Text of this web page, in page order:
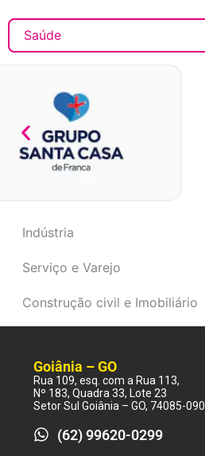
Saúde
Indústria
Serviço e Varejo
Construção civil e Imobiliário
Goiânia – GO
Rua 109, esq. com a Rua 113,
Nº 183, Quadra 33, Lote 23
Setor Sul Goiânia – GO, 74085-090
(62) 99620-0299